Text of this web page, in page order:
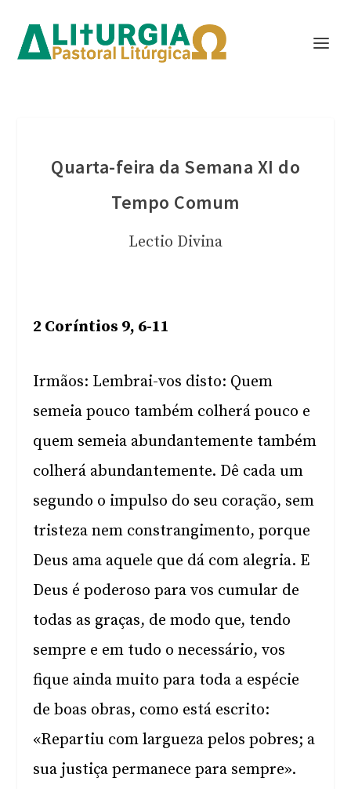
Quarta-feira da Semana XI do
Tempo Comum
Lectio Divina
2 Coríntios 9, 6-11
Irmãos: Lembrai-vos disto: Quem
semeia pouco também colherá pouco e
quem semeia abundantemente também
colherá abundantemente. Dê cada um
segundo o impulso do seu coração, sem
tristeza nem constrangimento, porque
Deus ama aquele que dá com alegria. E
Deus é poderoso para vos cumular de
todas as graças, de modo que, tendo
sempre e em tudo o necessário, vos
fique ainda muito para toda a espécie
de boas obras, como está escrito:
«Repartiu com largueza pelos pobres; a
sua justiça permanece para sempre».